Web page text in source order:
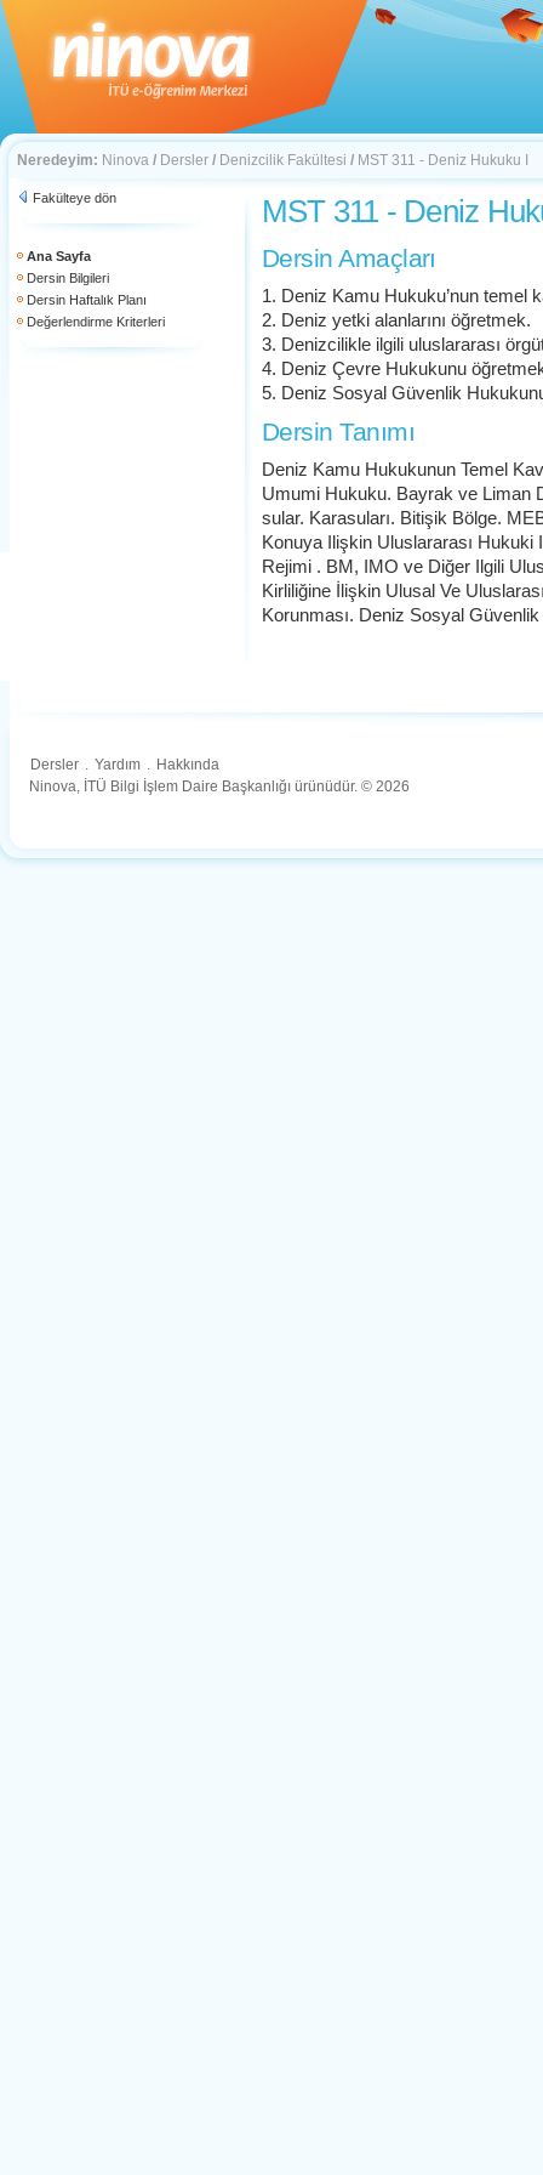
Neredeyim: Ninova / Dersler / Denizcilik Fakültesi / MST 311 - Deniz Hukuku I
Fakülteye dön
Ana Sayfa
Dersin Bilgileri
Dersin Haftalık Planı
Değerlendirme Kriterleri
MST 311 - Deniz
Dersin Amaçları
1. Deniz Kamu Hukuku’nun temel
2. Deniz yetki alanlarını öğretmek.
3. Denizcilikle ilgili uluslararası
4. Deniz Çevre Hukukunu
5. Deniz Sosyal Güvenlik
Dersin Tanımı
Deniz Kamu Hukukunun Temel
Umumi Hukuku. Bayrak ve Liman
sular. Karasuları. Bitişik Bölge.
Konuya Ilişkin Uluslararası Hukuki
Rejimi . BM, IMO ve Diğer Ilgili
Kirliliğine İlişkin Ulusal Ve
Korunması. Deniz Sosyal
Dersler . Yardım . Hakkında
Ninova, İTÜ Bilgi İşlem Daire Başkanlığı ürünüdür. © 2026